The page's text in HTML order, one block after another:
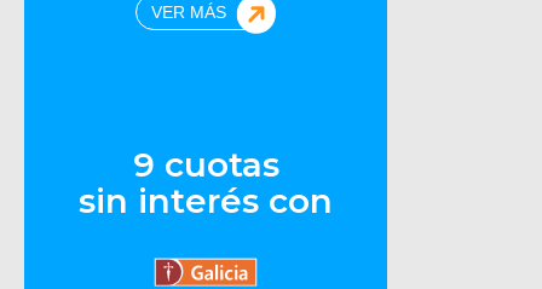
VER MÁS
9 cuotas
sin interés con